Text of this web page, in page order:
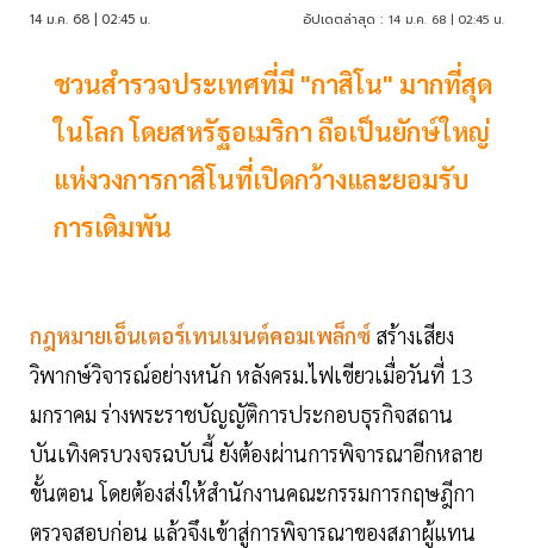
14 ม.ค. 68 | 02:45 น. อัปเดตล่าสุด : 14 ม.ค. 68 | 02:45 น.
ชวนสำรวจประเทศที่มี "กาสิโน" มากที่สุด
ในโลก โดยสหรัฐอเมริกา ถือเป็นยักษ์ใหญ่
แห่งวงการกาสิโนที่เปิดกว้างและยอมรับ
การเดิมพัน
กฎหมายเอ็นเตอร์เทนเมนต์คอมเพล็กซ์ สร้างเสียง
วิพากษ์วิจารณ์อย่างหนัก หลังครม.ไฟเขียวเมื่อวันที่ 13
มกราคม ร่างพระราชบัญญัติการประกอบธุรกิจสถาน
บันเทิงครบวงจรฉบับนี้ ยังต้องผ่านการพิจารณาอีกหลาย
ขั้นตอน โดยต้องส่งให้สำนักงานคณะกรรมการกฤษฎีกา
ตรวจสอบก่อน แล้วจึงเข้าสู่การพิจารณาของสภาผู้แทน